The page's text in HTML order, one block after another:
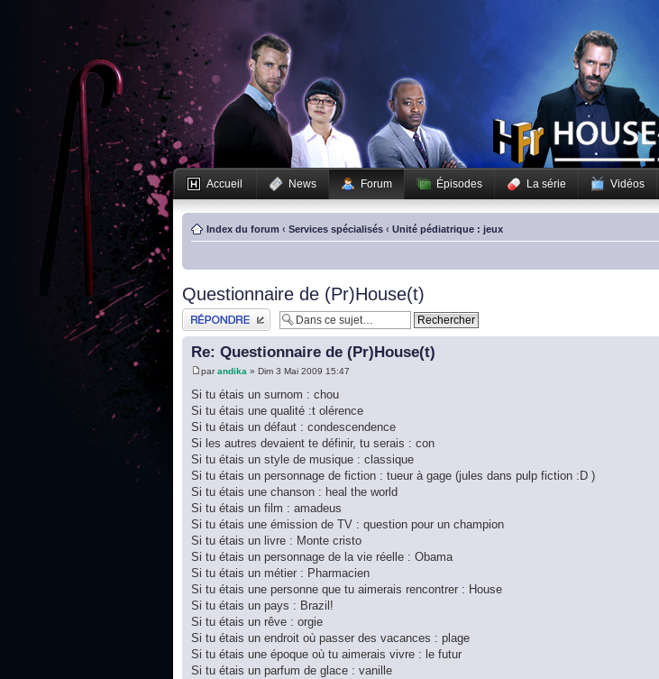
Accueil News Forum Épisodes La série Vidéos
Index du forum ‹ Services spécialisés ‹ Unité pédiatrique : jeux
Questionnaire de (Pr)House(t)
Publier une réponse
Re: Questionnaire de (Pr)House(t)
parandika » Dim 3 Mai 2009 15:47
Si tu étais un surnom : chou
Si tu étais une qualité :t olérence
Si tu étais un défaut : condescendence
Si les autres devaient te définir, tu serais : con
Si tu étais un style de musique : classique
Si tu étais un personnage de fiction : tueur à gage (jules dans pulp fiction :D )
Si tu étais une chanson : heal the world
Si tu étais un film : amadeus
Si tu étais une émission de TV : question pour un champion
Si tu étais un livre : Monte cristo
Si tu étais un personnage de la vie réelle : Obama
Si tu étais un métier : Pharmacien
Si tu étais une personne que tu aimerais rencontrer : House
Si tu étais un pays : Brazil!
Si tu étais un rêve : orgie
Si tu étais un endroit où passer des vacances : plage
Si tu étais une époque où tu aimerais vivre : le futur
Si tu étais un parfum de glace : vanille